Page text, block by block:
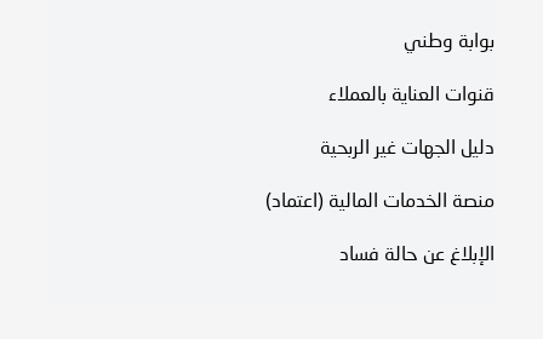
بوابة وطني
قنوات العناية بالعملاء
دليل الجهات غير الربحية
منصة الخدمات المالية (اعتماد)
الإبلاغ عن حالة فساد